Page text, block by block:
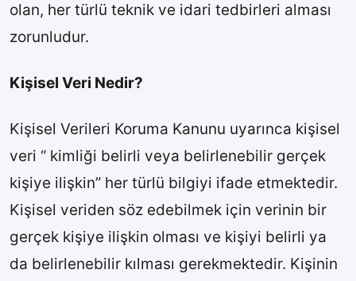
olan, her türlü teknik ve idari tedbirleri alması
zorunludur.
Kişisel Veri Nedir?
Kişisel Verileri Koruma Kanunu uyarınca kişisel
veri “ kimliği belirli veya belirlenebilir gerçek
kişiye ilişkin” her türlü bilgiyi ifade etmektedir.
Kişisel veriden söz edebilmek için verinin bir
gerçek kişiye ilişkin olması ve kişiyi belirli ya
da belirlenebilir kılması gerekmektedir. Kişinin